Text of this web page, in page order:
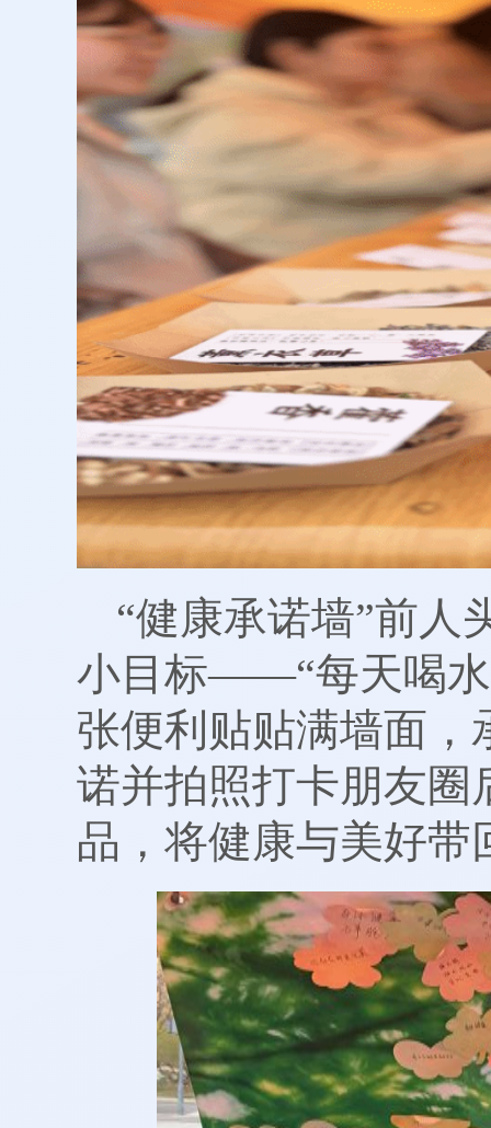
“健康承诺墙”前人
小目标——“每天喝水
张便利贴贴满墙面，
诺并拍照打卡朋友圈
品，将健康与美好带